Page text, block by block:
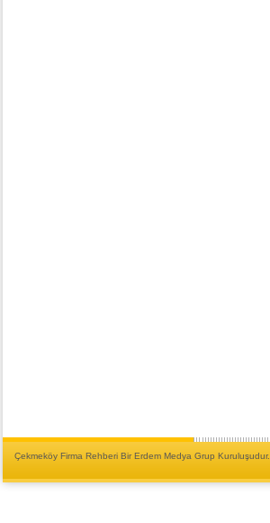
Çekmeköy Firma Rehberi Bir Erdem Medya Grup Kuruluşudur.